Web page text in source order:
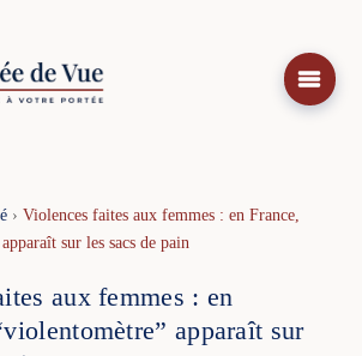
› Violences faites aux femmes : en France,
sur les sacs de pain
aux femmes : en
apparaît sur